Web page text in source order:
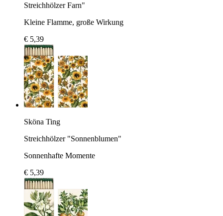
Streichhölzer Farn"
Kleine Flamme, große Wirkung
€ 5,39
Sköna Ting
Streichhölzer "Sonnenblumen"
Sonnenhafte Momente
€ 5,39